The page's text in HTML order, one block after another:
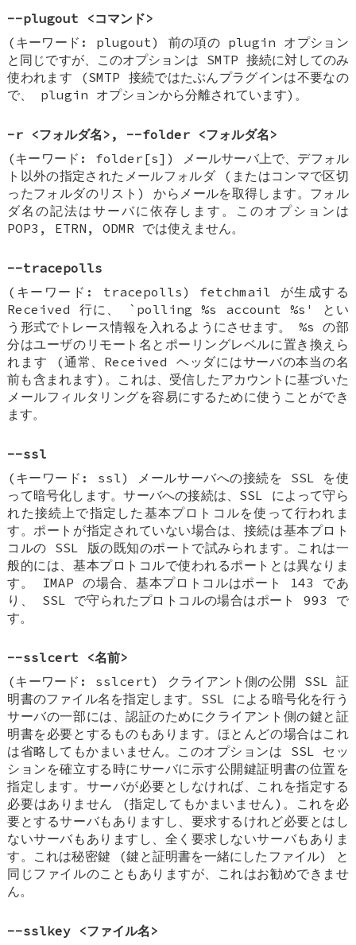
--plugout <コマンド>
(キーワード: plugout) 前の項の plugin オプション
と同じですが、このオプションは SMTP 接続に対してのみ
使われます (SMTP 接続ではたぶんプラグインは不要なの
で、 plugin オプションから分離されています)。
-r <フォルダ名>, --folder <フォルダ名>
(キーワード: folder[s]) メールサーバ上で、デフォル
ト以外の指定されたメールフォルダ (またはコンマで区切
ったフォルダのリスト) からメールを取得します。フォル
ダ名の記法はサーバに依存します。このオプションは
POP3, ETRN, ODMR では使えません。
--tracepolls
(キーワード: tracepolls) fetchmail が生成する
Received 行に、 `polling %s account %s' とい
う形式でトレース情報を入れるようにさせます。 %s の部
分はユーザのリモート名とポーリングレベルに置き換えら
れます (通常、Received ヘッダにはサーバの本当の名
前も含まれます)。これは、受信したアカウントに基づいた
メールフィルタリングを容易にするために使うことができ
ます。
--ssl
(キーワード: ssl) メールサーバへの接続を SSL を使
って暗号化します。サーバへの接続は、SSL によって守ら
れた接続上で指定した基本プロトコルを使って行われま
す。ポートが指定されていない場合は、接続は基本プロト
コルの SSL 版の既知のポートで試みられます。これは一
般的には、基本プロトコルで使われるポートとは異なりま
す。 IMAP の場合、基本プロトコルはポート 143 であ
り、 SSL で守られたプロトコルの場合はポート 993 で
す。
--sslcert <名前>
(キーワード: sslcert) クライアント側の公開 SSL 証
明書のファイル名を指定します。SSL による暗号化を行う
サーバの一部には、認証のためにクライアント側の鍵と証
明書を必要とするものもあります。ほとんどの場合はこれ
は省略してもかまいません。このオプションは SSL セッ
ションを確立する時にサーバに示す公開鍵証明書の位置を
指定します。サーバが必要としなければ、これを指定する
必要はありません (指定してもかまいません)。これを必
要とするサーバもありますし、要求するけれど必要とはし
ないサーバもありますし、全く要求しないサーバもありま
す。これは秘密鍵 (鍵と証明書を一緒にしたファイル) と
同じファイルのこともありますが、これはお勧めできませ
ん。
--sslkey <ファイル名>